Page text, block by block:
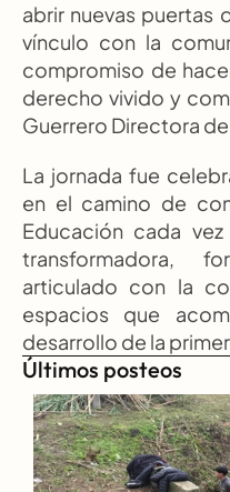
abrir nuevas puertas
vínculo con la
compromiso de
derecho vivido y
Guerrero Directora
La jornada fue
en el camino de
Educación cada
transformadora,
articulado con la
espacios que
desarrollo de la
Últimos posteos